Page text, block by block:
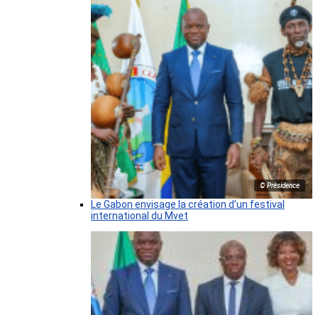
© Présidence
Le Gabon envisage la création d’un festival
international du Mvet